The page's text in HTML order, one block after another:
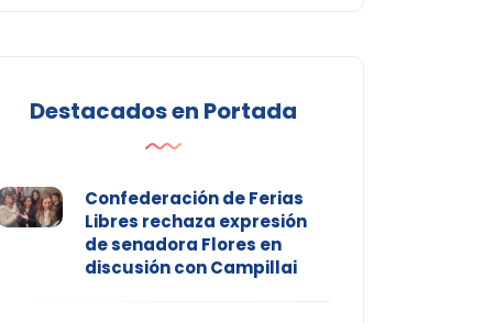
Destacados en Portada
Confederación de Ferias
Libres rechaza expresión
de senadora Flores en
discusión con Campillai